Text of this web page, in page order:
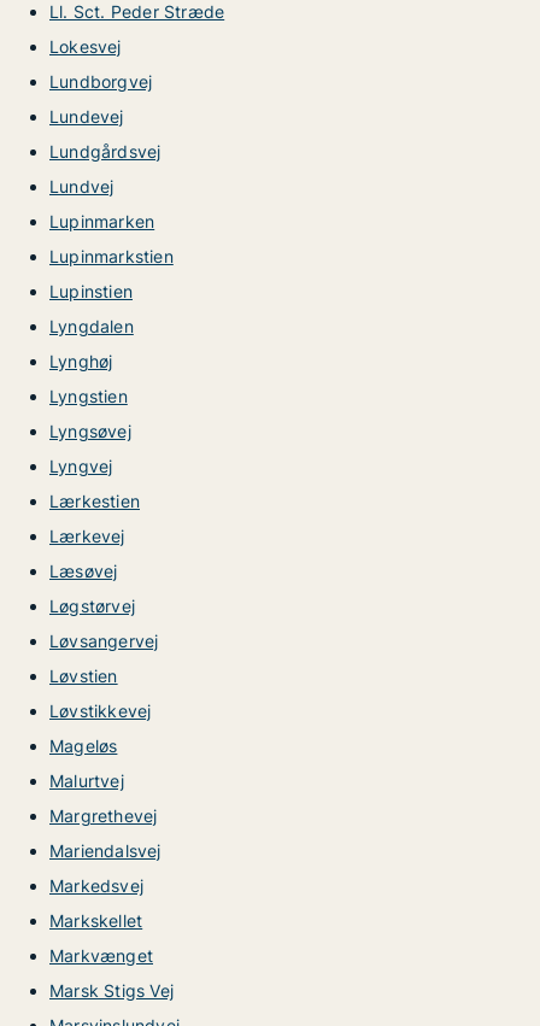
Ll. Sct. Peder Stræde
Lokesvej
Lundborgvej
Lundevej
Lundgårdsvej
Lundvej
Lupinmarken
Lupinmarkstien
Lupinstien
Lyngdalen
Lynghøj
Lyngstien
Lyngsøvej
Lyngvej
Lærkestien
Lærkevej
Læsøvej
Løgstørvej
Løvsangervej
Løvstien
Løvstikkevej
Mageløs
Malurtvej
Margrethevej
Mariendalsvej
Markedsvej
Markskellet
Markvænget
Marsk Stigs Vej